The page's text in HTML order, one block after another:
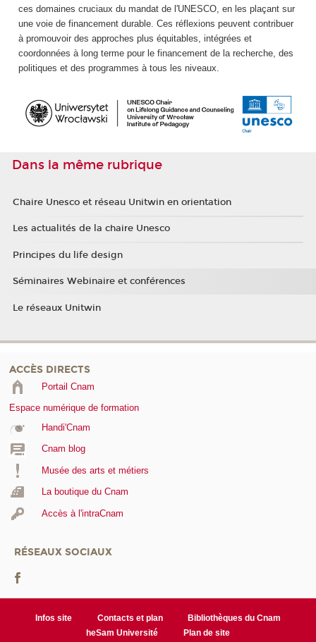
ces domaines cruciaux du mandat de l'UNESCO, en les plaçant sur
une voie de financement durable. Ces réflexions peuvent contribuer
à promouvoir des approches plus équitables, intégrées et
coordonnées à long terme pour le financement de la recherche, des
politiques et des programmes à tous les niveaux.
Dans la même rubrique
Chaire Unesco et réseau Unitwin en orientation
Les actualités de la chaire Unesco
Principes du life design
Séminaires Webinaire et conférences
Le réseaux Unitwin
ACCÈS DIRECTS
Portail Cnam
Espace numérique de formation
Handi'Cnam
Cnam blog
Musée des arts et métiers
La boutique du Cnam
Accès à l'intraCnam
RÉSEAUX SOCIAUX
Infos site Contacts et plan
Bibliothèques du Cnam
heSam Université
Plan de site